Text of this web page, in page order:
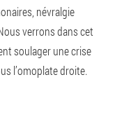
névralgie
verrons dans cet
soulager une crise
l’omoplate droite.